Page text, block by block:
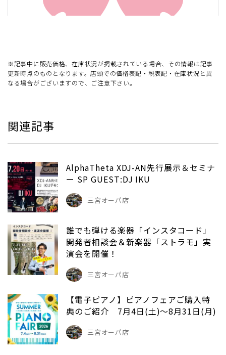
※記事中に販売価格、在庫状況が掲載されている場合、その情報は記事
更新時点のものとなります。店頭での価格表記・税表記・在庫状況と異
なる場合がございますので、ご注意下さい。
関連記事
AlphaTheta XDJ-AN先行展示＆セミナ
ー SP GUEST:DJ IKU
三宮オーパ店
誰でも弾ける楽器「インスタコード」
開発者相談会＆新楽器「ストラモ」実
演会を開催！
三宮オーパ店
【電子ピアノ】ピアノフェアご購入特
典のご紹介 7月4日(土)～8月31日(月)
三宮オーパ店